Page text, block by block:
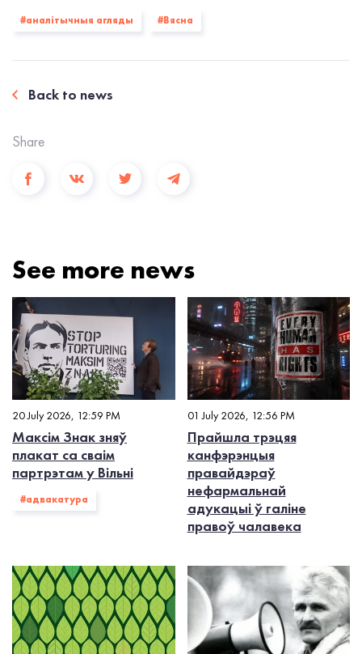
#аналітычныя агляды #Вясна
Back to news
Share
See more news
20 July 2026, 12:59 PM
Максім Знак зняў
плакат са сваім
партрэтам у Вільні
#адвакатура
01 July 2026, 12:56 PM
Прайшла трэцяя
канфэрэнцыя
правайдэраў
нефармальнай
адукацыі ў галіне
правоў чалавека